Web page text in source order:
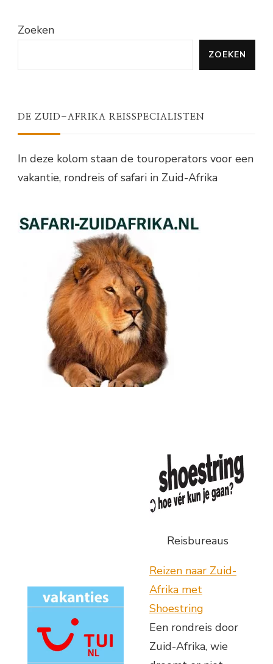
Zoeken
ZOEKEN
DE ZUID-AFRIKA REISSPECIALISTEN
In deze kolom staan de touroperators voor een
vakantie, rondreis of safari in Zuid-Afrika
Reisbureaus
Reizen naar Zuid-
Afrika met
Shoestring
Een rondreis door
Zuid-Afrika, wie